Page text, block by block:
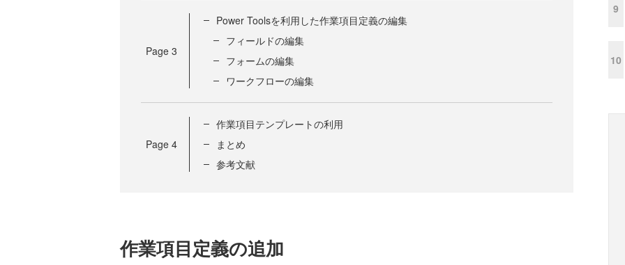
Page 3
Power Toolsを利用した作業項目定義の編集
フィールドの編集
フォームの編集
ワークフローの編集
Page 4
作業項目テンプレートの利用
まとめ
参考文献
作業項目定義の追加
9
10